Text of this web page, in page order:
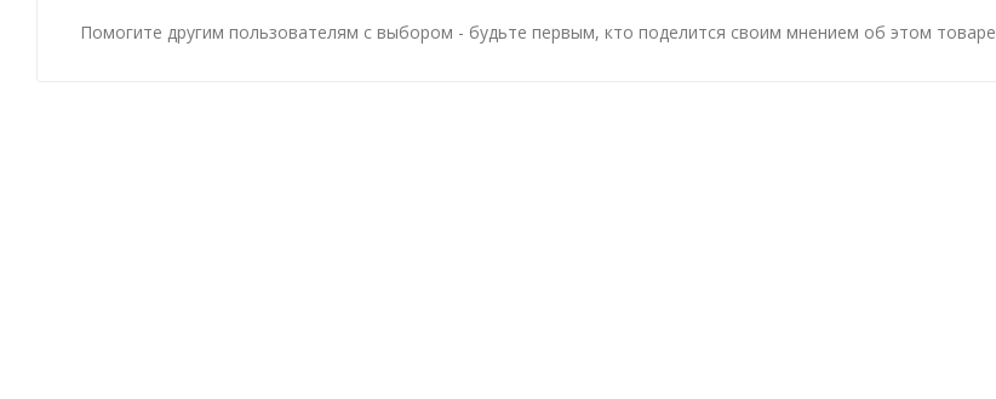
Помогите другим пользователям с выбором - будьте первым, кто поделится своим мнением об этом товаре